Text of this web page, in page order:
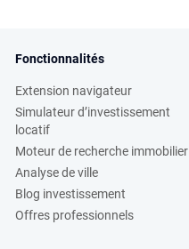
Fonctionnalités
Extension navigateur
Simulateur d’investissement
locatif
Moteur de recherche immobilier
Analyse de ville
Blog investissement
Offres professionnels